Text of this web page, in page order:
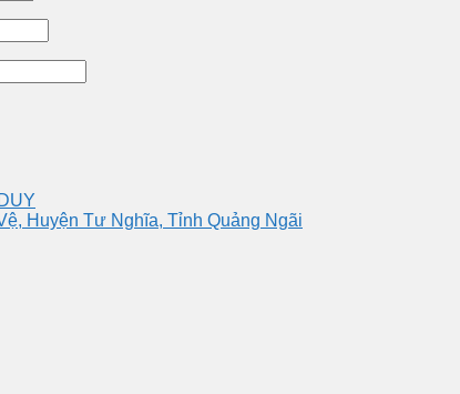
Huyện Tư Nghĩa, Tỉnh Quảng Ngãi